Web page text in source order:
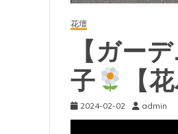
花壇
【ガー
子 【
2024-02-02 admin